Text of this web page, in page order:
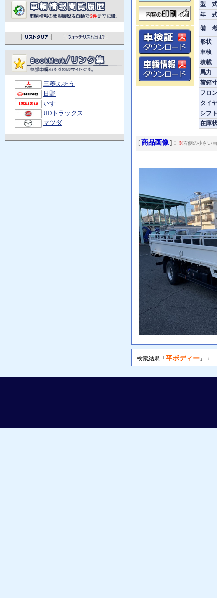
三菱ふそう
日野
いすゞ
UDトラックス
マツダ
型 式
年 式
備 考
形状
車検
積載
馬力
荷箱
フロ
タイヤ
シフト
在庫
[ 商品画像 ]： ※右側の小さい
検索結果「平ボディー 」：「